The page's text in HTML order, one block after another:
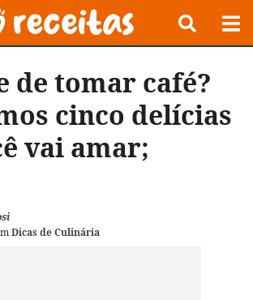
de tomar café?
cinco delícias
vai amar;
Dicas de Culinária